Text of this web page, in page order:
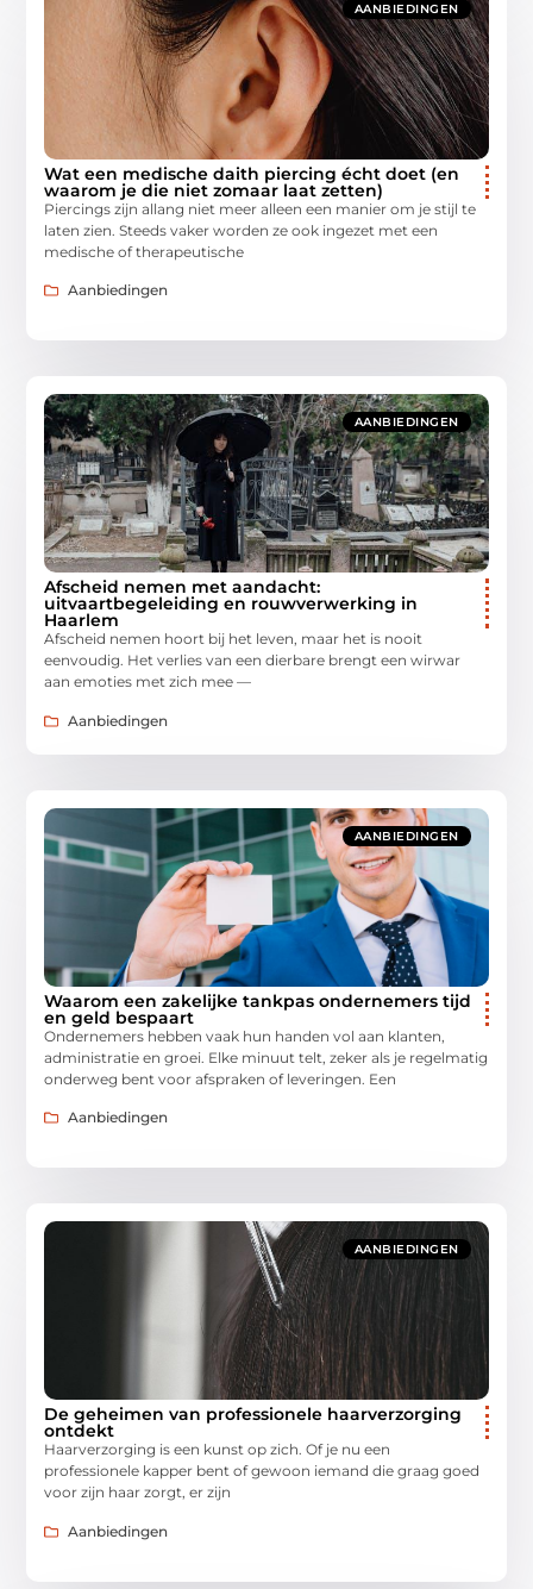
AANBIEDINGEN
Wat een medische daith piercing écht doet (en
waarom je die niet zomaar laat zetten)
Piercings zijn allang niet meer alleen een manier om je stijl te
laten zien. Steeds vaker worden ze ook ingezet met een
medische of therapeutische
Aanbiedingen
AANBIEDINGEN
Afscheid nemen met aandacht:
uitvaartbegeleiding en rouwverwerking in
Haarlem
Afscheid nemen hoort bij het leven, maar het is nooit
eenvoudig. Het verlies van een dierbare brengt een wirwar
aan emoties met zich mee —
Aanbiedingen
AANBIEDINGEN
Waarom een zakelijke tankpas ondernemers tijd
en geld bespaart
Ondernemers hebben vaak hun handen vol aan klanten,
administratie en groei. Elke minuut telt, zeker als je regelmatig
onderweg bent voor afspraken of leveringen. Een
Aanbiedingen
AANBIEDINGEN
De geheimen van professionele haarverzorging
ontdekt
Haarverzorging is een kunst op zich. Of je nu een
professionele kapper bent of gewoon iemand die graag goed
voor zijn haar zorgt, er zijn
Aanbiedingen